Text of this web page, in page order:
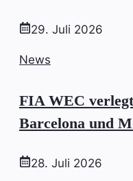
29. Juli 2026
News
FIA WEC
Barcelona und
28. Juli 2026